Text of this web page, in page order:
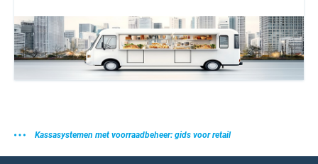
Kassasystemen met voorraadbeheer: gids voor retail